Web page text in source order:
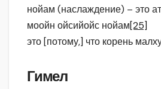
нойам (наслаждение) – это
моойн ойсийойс нойам[25]
это [потому,] что корень
Гимел